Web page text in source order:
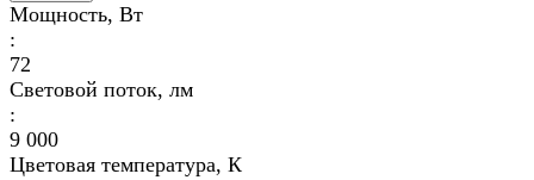
Мощность, Вт
:
72
Световой поток, лм
:
9 000
Цветовая температура, К